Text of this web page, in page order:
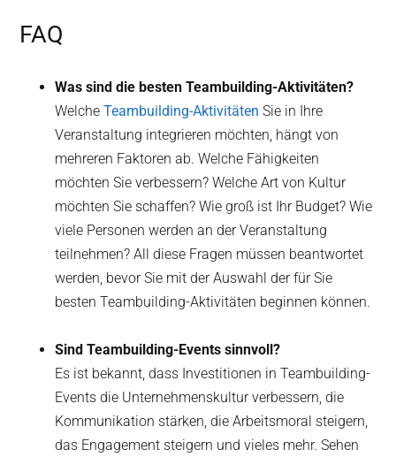
FAQ
Was sind die besten Teambuilding-Aktivitäten?
WelcheTeambuilding-Aktivitäten Sie in Ihre
Veranstaltung integrieren möchten, hängt von
mehreren Faktoren ab. Welche Fähigkeiten
möchten Sie verbessern? Welche Art von Kultur
möchten Sie schaffen? Wie groß ist Ihr Budget? Wie
viele Personen werden an der Veranstaltung
teilnehmen? All diese Fragen müssen beantwortet
werden, bevor Sie mit der Auswahl der für Sie
besten Teambuilding-Aktivitäten beginnen können.
Sind Teambuilding-Events sinnvoll?
Es ist bekannt, dass Investitionen in Teambuilding-
Events die Unternehmenskultur verbessern, die
Kommunikation stärken, die Arbeitsmoral steigern,
das Engagement steigern und vieles mehr. Sehen